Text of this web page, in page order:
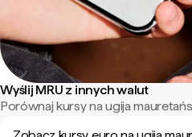
Wyślij MRU z innych walut
Porównaj kursy na ugija